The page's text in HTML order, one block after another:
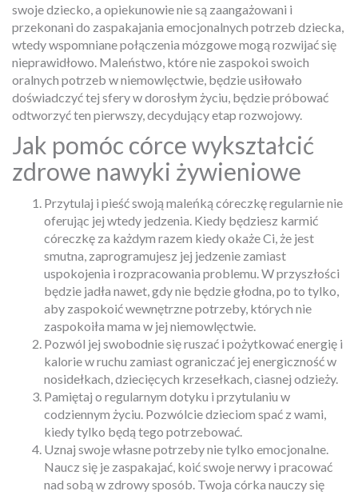
swoje dziecko, a opiekunowie nie są zaangażowani i
przekonani do zaspakajania emocjonalnych potrzeb dziecka,
wtedy wspomniane połączenia mózgowe mogą rozwijać się
nieprawidłowo. Maleństwo, które nie zaspokoi swoich
oralnych potrzeb w niemowlęctwie, będzie usiłowało
doświadczyć tej sfery w dorosłym życiu, będzie próbować
odtworzyć ten pierwszy, decydujący etap rozwojowy.
Jak pomóc córce wykształcić
zdrowe nawyki żywieniowe
Przytulaj i pieść swoją maleńką córeczkę regularnie nie
oferując jej wtedy jedzenia. Kiedy będziesz karmić
córeczkę za każdym razem kiedy okaże Ci, że jest
smutna, zaprogramujesz jej jedzenie zamiast
uspokojenia i rozpracowania problemu. W przyszłości
będzie jadła nawet, gdy nie będzie głodna, po to tylko,
aby zaspokoić wewnętrzne potrzeby, których nie
zaspokoiła mama w jej niemowlęctwie.
Pozwól jej swobodnie się ruszać i pożytkować energię i
kalorie w ruchu zamiast ograniczać jej energiczność w
nosidełkach, dziecięcych krzesełkach, ciasnej odzieży.
Pamiętaj o regularnym dotyku i przytulaniu w
codziennym życiu. Pozwólcie dzieciom spać z wami,
kiedy tylko będą tego potrzebować.
Uznaj swoje własne potrzeby nie tylko emocjonalne.
Naucz się je zaspakajać, koić swoje nerwy i pracować
nad sobą w zdrowy sposób. Twoja córka nauczy się